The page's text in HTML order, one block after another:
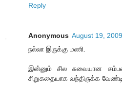
Reply
Anonymous August 19,
நல்லா இருக்கு மணி.
இன்னும் சில சுவையான
சிறுகதையாக வந்திருக்க